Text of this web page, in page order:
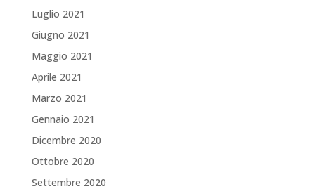
Luglio 2021
Giugno 2021
Maggio 2021
Aprile 2021
Marzo 2021
Gennaio 2021
Dicembre 2020
Ottobre 2020
Settembre 2020